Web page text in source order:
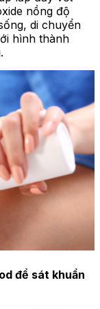
nồng độ
di chuyển
hình thành
để sát khuẩn